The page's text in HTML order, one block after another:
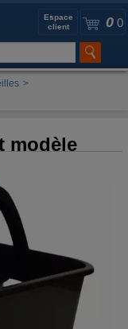
0 0
Espace
client
>
modèle